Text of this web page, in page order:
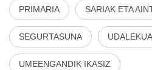
PRIMARIA SARIAK ETA
SEGURTASUNA
UMEENGANDIK IKASIZ